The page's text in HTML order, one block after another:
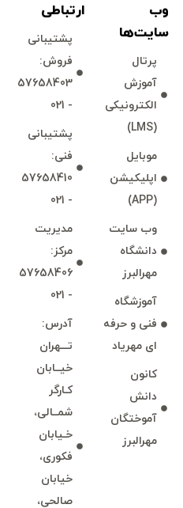
وب
سايت‌ها
پرتال
آموزش
الكترونیكی
(LMS)
موبايل
اپليكيشن
(APP)
وب سايت
دانشگاه
مهرالبرز
آموزشگاه
فنی و حرفه
ای مهرياد
كانون
دانش
آموختگان
مهرالبرز
ارتباطی
پشتيبانی
فروش:
57658403
- 021
پشتيبانی
فنی:
57658410
- 021
مديريت
مركز:
57658406
- 021
آدرس:
تـــهران
خيــابان
كـارگر
شمــالی،
خـيابان
فكوری،
خيابان
صالحی،